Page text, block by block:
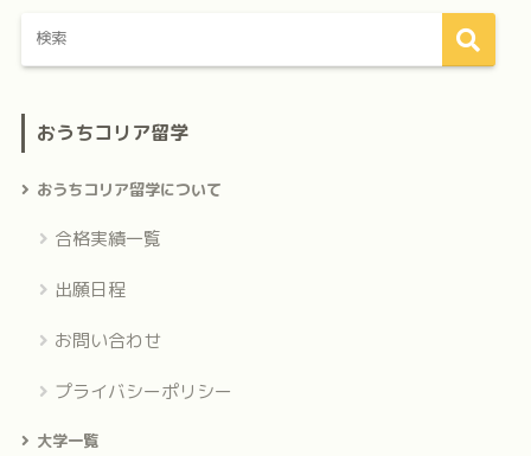
おうちコリア留学
おうちコリア留学について
合格実績一覧
出願日程
お問い合わせ
プライバシーポリシー
大学一覧